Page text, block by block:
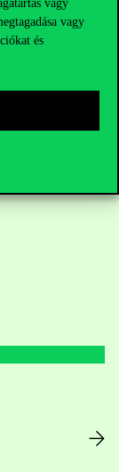
vagy
vagy
és